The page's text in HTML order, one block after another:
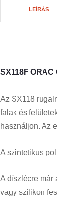
LEÍRÁS
SX118F ORAC
Az SX118
falak és
használjon. Az
A szintetikus
A díszlécre már
vagy szilikon